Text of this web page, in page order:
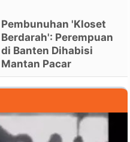
Pembunuhan 'Kloset
Berdarah': Perempuan
di Banten Dihabisi
Mantan Pacar